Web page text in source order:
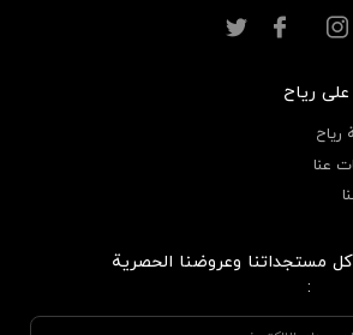
رياح
عنا
مستجداتنا وعروضنا الحصرية
: